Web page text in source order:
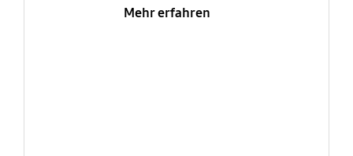
Mehr erfahren